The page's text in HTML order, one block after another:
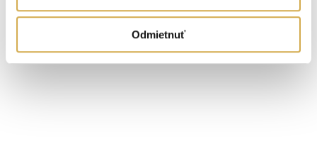
Odmietnuť